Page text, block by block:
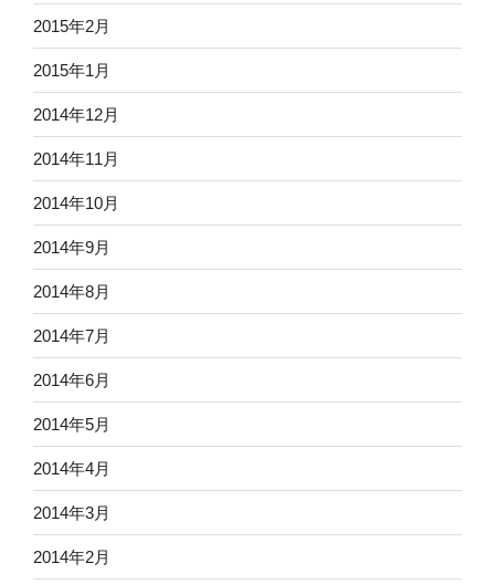
2015年2月
2015年1月
2014年12月
2014年11月
2014年10月
2014年9月
2014年8月
2014年7月
2014年6月
2014年5月
2014年4月
2014年3月
2014年2月